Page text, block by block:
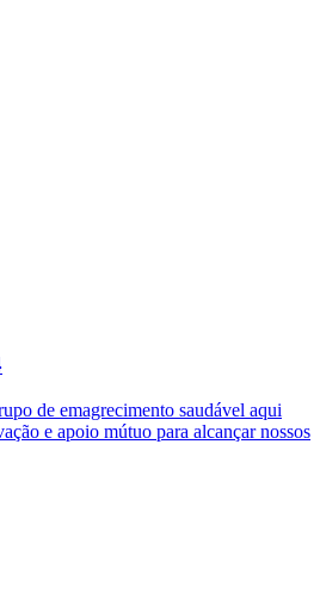
de emagrecimento saudável aqui
e apoio mútuo para alcançar nossos